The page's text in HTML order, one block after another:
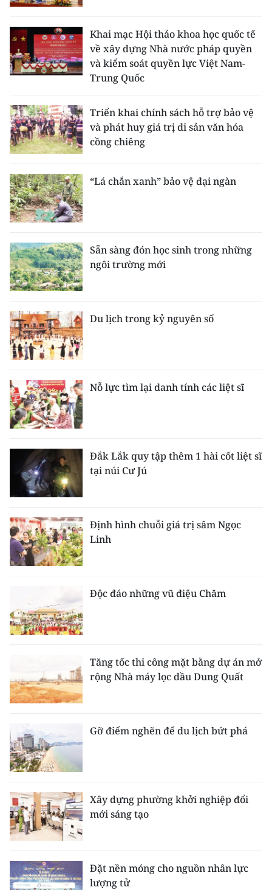
Khai mạc Hội thảo khoa học quốc tế
về xây dựng Nhà nước pháp quyền
và kiểm soát quyền lực Việt Nam-
Trung Quốc
Triển khai chính sách hỗ trợ bảo vệ
và phát huy giá trị di sản văn hóa
cồng chiêng
“Lá chắn xanh” bảo vệ đại ngàn
Sẵn sàng đón học sinh trong những
ngôi trường mới
Du lịch trong kỷ nguyên số
Nỗ lực tìm lại danh tính các liệt sĩ
Đắk Lắk quy tập thêm 1 hài cốt liệt sĩ
tại núi Cư Jú
Định hình chuỗi giá trị sâm Ngọc
Linh
Độc đáo những vũ điệu Chăm
Tăng tốc thi công mặt bằng dự án mở
rộng Nhà máy lọc dầu Dung Quất
Gỡ điểm nghẽn để du lịch bứt phá
Xây dựng phường khởi nghiệp đổi
mới sáng tạo
Đặt nền móng cho nguồn nhân lực
lượng tử